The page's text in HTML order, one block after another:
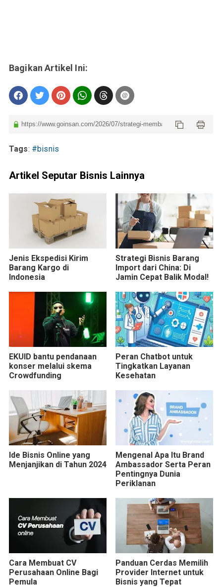
Tags: #bisnis
Artikel Seputar Bisnis Lainnya
Jenis Ekspedisi Kirim
Barang Kargo di
Indonesia
Strategi Bisnis Barang
Import dari China: Di
Jamin Cepat Balik Modal!
EKUID bantu pendanaan
konser melalui skema
Crowdfunding
Peran Chatbot untuk
Tingkatkan Layanan
Kesehatan
Ide Bisnis Online yang
Menjanjikan di Tahun 2024
Mengenal Apa Itu Brand
Ambassador Serta Peran
Pentingnya Dunia
Periklanan
Cara Membuat CV
Perusahaan Online Bagi
Pemula
Panduan Cerdas Memilih
Provider Internet untuk
Bisnis yang Tepat